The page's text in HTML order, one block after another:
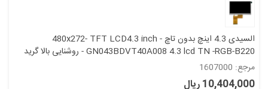
السیدی 4.3 اینچ بدون تاچ 480x272- TFT LCD4.3 inch -
GN043BDVT40A008 4.3 lcd TN -RGB-B220 - روشنایی بالا گرید
+A
مرجع: 1607000
10,404,000 ریال